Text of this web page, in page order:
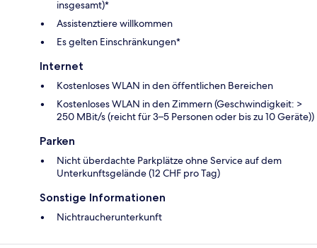
insgesamt)*
Assistenztiere willkommen
Es gelten Einschränkungen*
Internet
Kostenloses WLAN in den öffentlichen Bereichen
Kostenloses WLAN in den Zimmern (Geschwindigkeit: >
250 MBit/s (reicht für 3–5 Personen oder bis zu 10 Geräte))
Parken
Nicht überdachte Parkplätze ohne Service auf dem
Unterkunftsgelände (12 CHF pro Tag)
Sonstige Informationen
Nichtraucherunterkunft